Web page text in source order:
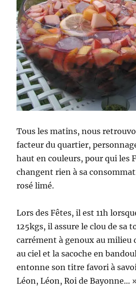
Tous les matins, nous
facteur du quartier,
haut en couleurs, pour qui les
changent rien à sa
rosé limé.
Lors des Fêtes, il est 11h
125kgs, il assure le clou de sa
carrément à genoux au milieu
au ciel et la sacoche en
entonne son titre favori à
Léon, Léon, Roi de Bayonne…